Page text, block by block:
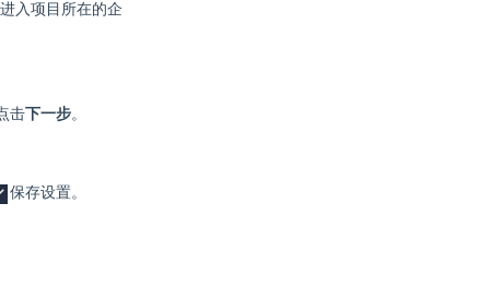
入项目所在的企
击下一步。
保存设置。